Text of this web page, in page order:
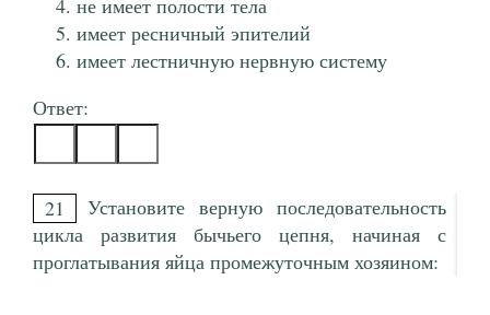
не имеет полости тела
имеет ресничный эпителий
имеет лестничную нервную систему
Ответ:
21
Установите верную последовательность
цикла развития бычьего цепня, начиная с
проглатывания яйца промежуточным хозяином: